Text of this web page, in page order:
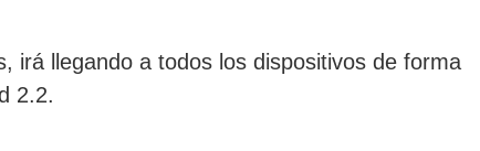
irá llegando a todos los dispositivos de forma
2.2.